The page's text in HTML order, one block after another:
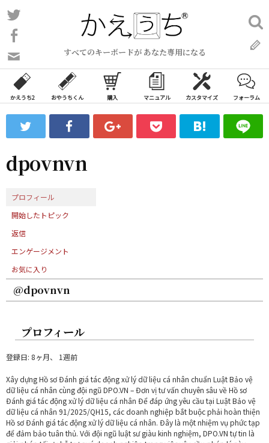
コ
ン
ン
ツ
ス
ッ
すべてのキーボードが あなた専用になる
い
合
わ
フ
ォ
ム
検
索:
かえうち2 おやうちくん 購入 マニュアル カスタマイズ フォーラム
dpovnvn
プロフィール
開始したトピック
返信
エンゲージメント
お気に入り
@dpovnvn
プロフィール
登録日: 8ヶ月、 1週前
Xây dựng Hồ sơ Đánh giá tác động xử lý dữ liệu cá nhân chuẩn Luật Bảo vệ
dữ liệu cá nhân cùng đội ngũ DPO.VN – Đơn vị tư vấn chuyên sâu về Hồ sơ
Đánh giá tác động xử lý dữ liệu cá nhân Để đáp ứng yêu cầu tại Luật Bảo vệ
dữ liệu cá nhân 91/2025/QH15, các doanh nghiệp bắt buộc phải hoàn thiện
Hồ sơ Đánh giá tác động xử lý dữ liệu cá nhân. Đây là một nhiệm vụ phức tạp
để đảm bảo tuân thủ. Với đội ngũ luật sư giàu kinh nghiệm, DPO.VN tự tin là